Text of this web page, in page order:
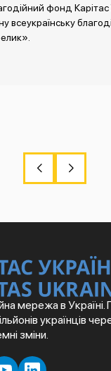
фонд Карітас
всеукраїнську
мережа в Україні.
українців
зміни.